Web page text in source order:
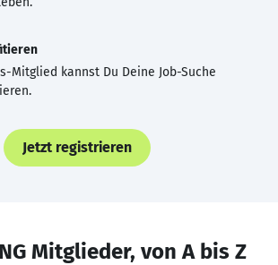
Mitglied kannst Du Deine Job-Suche
Jetzt registrieren
Mitglieder, von A bis Z